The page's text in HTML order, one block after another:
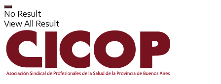
No Result
View All Result